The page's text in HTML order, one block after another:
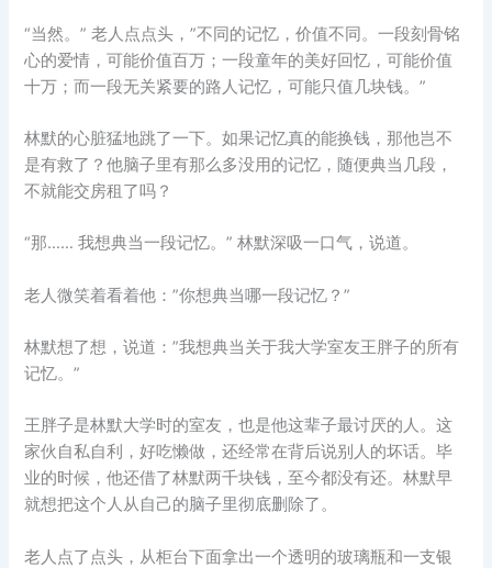
“当然。” 老人点点头，”不同的记忆，价值不同。一段刻骨铭
心的爱情，可能价值百万；一段童年的美好回忆，可能价值
十万；而一段无关紧要的路人记忆，可能只值几块钱。”
林默的心脏猛地跳了一下。如果记忆真的能换钱，那他岂不
是有救了？他脑子里有那么多没用的记忆，随便典当几段，
不就能交房租了吗？
“那…… 我想典当一段记忆。” 林默深吸一口气，说道。
老人微笑着看着他：”你想典当哪一段记忆？”
林默想了想，说道：”我想典当关于我大学室友王胖子的所有
记忆。”
王胖子是林默大学时的室友，也是他这辈子最讨厌的人。这
家伙自私自利，好吃懒做，还经常在背后说别人的坏话。毕
业的时候，他还借了林默两千块钱，至今都没有还。林默早
就想把这个人从自己的脑子里彻底删除了。
老人点了点头，从柜台下面拿出一个透明的玻璃瓶和一支银